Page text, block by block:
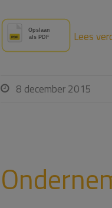
Lees
 8 december 2015